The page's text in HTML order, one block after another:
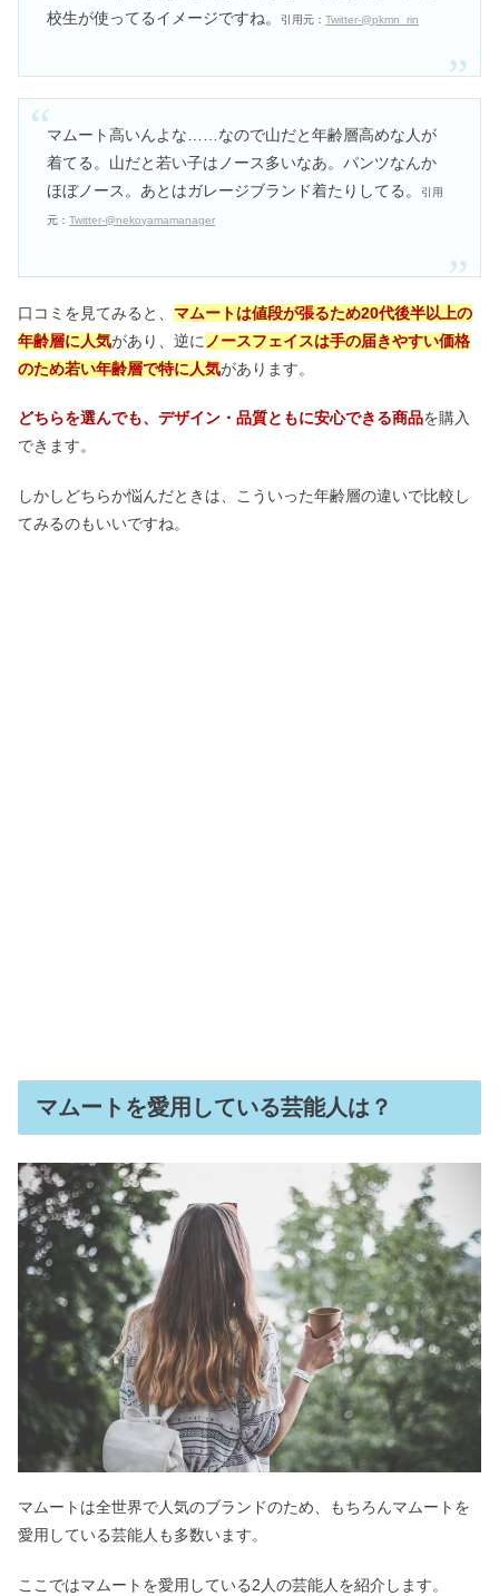
校生が使ってるイメージですね。
引用元：Twitter-@pkmn_rin
マムート高いんよな……なので山だと年齢層高めな人が
着てる。山だと若い子はノース多いなあ。パンツなんか
ほぼノース。あとはガレージブランド着たりしてる。
引用
元：Twitter-@nekoyamamanager
口コミを見てみると、 マムートは値段が張るため20代後半以上の
年齢層に人気があり、逆に ノースフェイスは手の届きやすい価格
のため若い年齢層で特に人気があります。
どちらを選んでも、デザイン・品質ともに安心できる商品を購入
できます。
しかしどちらか悩んだときは、こういった年齢層の違いで比較し
てみるのもいいですね。
マムートを愛用している芸能人は？
マムートは全世界で人気のブランドのため、もちろんマムートを
愛用している芸能人も多数います。
ここではマムートを愛用している2人の芸能人を紹介します。